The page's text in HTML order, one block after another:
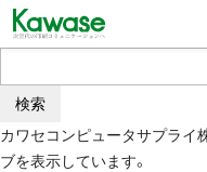
索:
カワセコンピュータサプライ
ブを表示しています。